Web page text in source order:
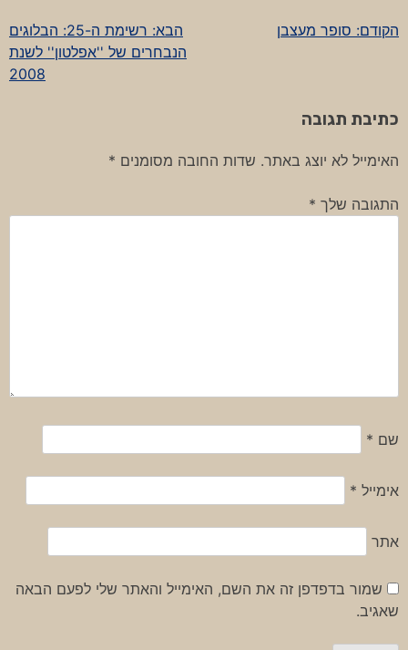
ניווט
הקודם: סופר מעצבן הבא:
רשימת ה-25: הבלוגים
הנבחרים של ''אפלטון'' לשנת
2008
כתיבת תגובה
האימייל לא יוצג באתר. שדות החובה מסומנים *
התגובה שלך *
שם *
אימייל *
אתר
שמור בדפדפן זה את השם, האימייל והאתר שלי לפעם הבאה
שאגיב.